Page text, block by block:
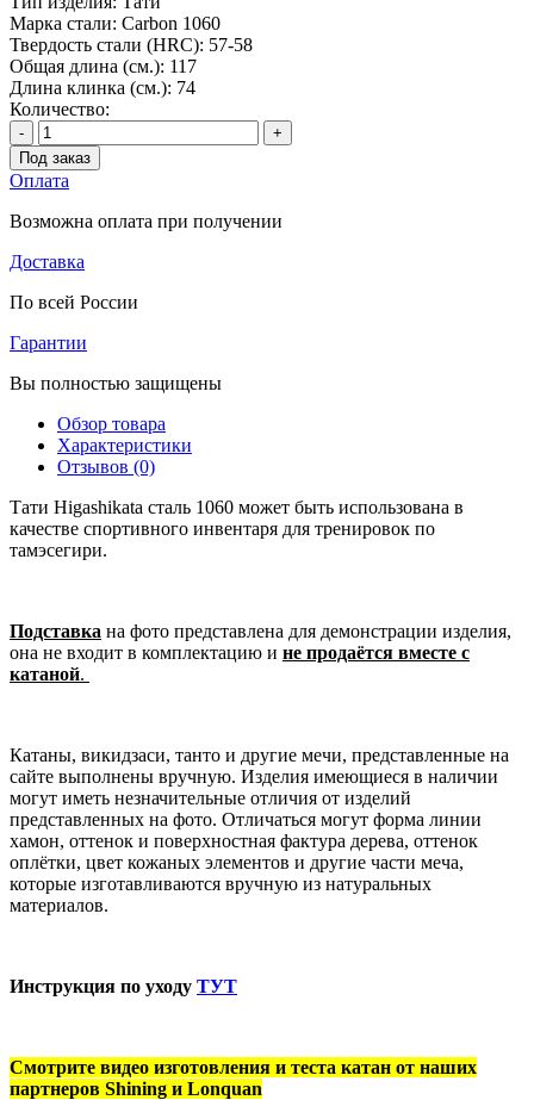
Марка стали: Carbon 1060
Твердость стали (HRC): 57-58
Общая длина (см.): 117
Длина клинка (см.): 74
Количество:
-
+
Под заказ
Оплата
Возможна оплата при получении
Доставка
По всей России
Гарантии
Вы полностью защищены
Обзор товара
Характеристики
Отзывов (0)
Тати Higashikata сталь 1060 может быть использована в
качестве спортивного инвентаря для тренировок по
тамэсегири.
Подставка на фото представлена для демонстрации изделия,
она не входит в комплектацию и не продаётся вместе с
катаной.
Катаны, викидзаси, танто и другие мечи, представленные на
сайте выполнены вручную. Изделия имеющиеся в наличии
могут иметь незначительные отличия от изделий
представленных на фото. Отличаться могут форма линии
хамон, оттенок и поверхностная фактура дерева, оттенок
оплётки, цвет кожаных элементов и другие части меча,
которые изготавливаются вручную из натуральных
материалов.
Инструкция по уходу ТУТ
Смотрите видео изготовления и теста катан от наших
партнеров Shining и Lonquan